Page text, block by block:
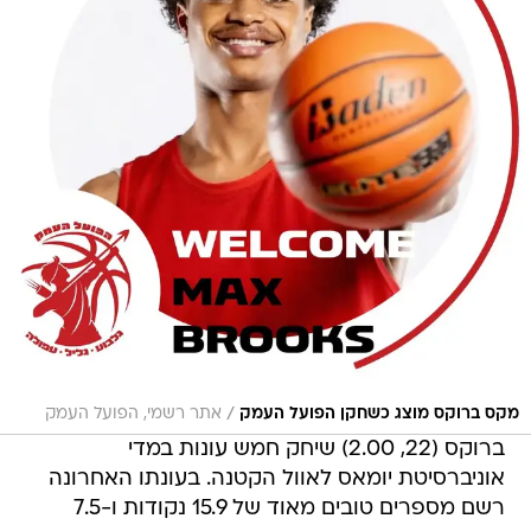
מקס ברוקס מוצג כשחקן הפועל העמק / אתר רשמי, הפועל העמק
ברוקס (22, 2.00) שיחק חמש עונות במדי
אוניברסיטת יומאס לאוול הקטנה. בעונתו האחרונה
רשם מספרים טובים מאוד של 15.9 נקודות ו-7.5